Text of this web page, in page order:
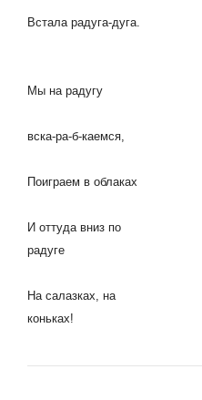
Встала радуга-дуга.
Мы на радугу
вска-ра-б-каемся,
Поиграем в облаках
И оттуда вниз по
радуге
На салазках, на
коньках!